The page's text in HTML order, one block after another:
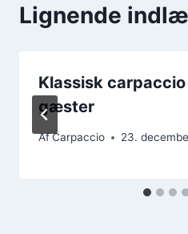
Lignende
Klassisk
gæster
AfCarpaccio 23.